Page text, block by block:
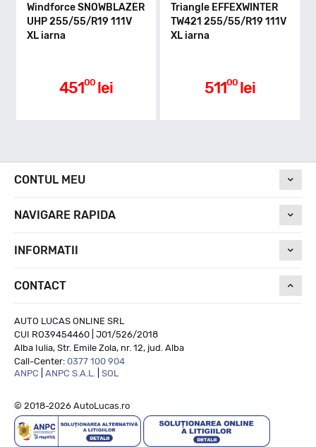
C
Aderenta pe carosabil ud
Nivel de zgomot
73
SNOWBLAZER
55/R19 111V
Triangle EFFEXWINTER
TW421 255/55/R19 111V
Tracmax X-
255/55/R19
CONTUL MEU
NAVIGARE RAPIDA
INFORMATII
CONTACT
AUTO LUCAS ONLINE SRL
CUI RO39454460 | J01/526/2018
Alba Iulia, Str. Emile Zola, nr. 12, jud. Alba
Call-Center: 0377 100 904
ANPC
ANPC S.A.L. SOL
© 2018-2026 AutoLucas.ro